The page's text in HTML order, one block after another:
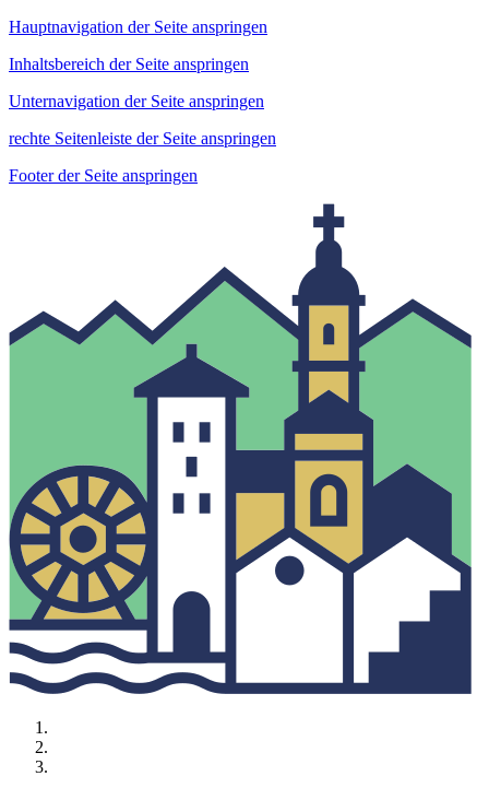
Hauptnavigation der Seite anspringen
Inhaltsbereich der Seite anspringen
Unternavigation der Seite anspringen
rechte Seitenleiste der Seite anspringen
Footer der Seite anspringen